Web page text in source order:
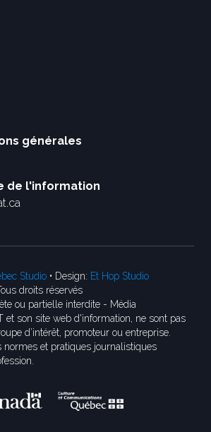
générales
de l'information
Studio • Design: Et Hop Studio
droits réservés
ou partielle interdite - Média
et son site web d'information, ne sont pas
d’intérêt, promoteur ou entreprise.
normes et pratiques journalistiques